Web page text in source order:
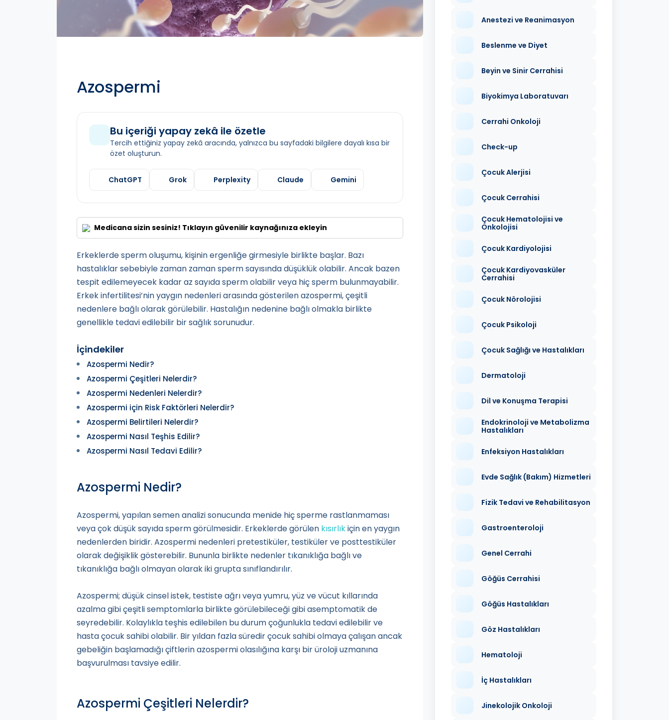
Azospermi
Bu içeriği yapay zekâ ile özetle
Tercih ettiğiniz yapay zekâ aracında, yalnızca bu sayfadaki bilgilere dayalı kısa bir
özet oluşturun.
ChatGPT Grok Perplexity Claude Gemini
Medicana sizin sesiniz! Tıklayın güvenilir kaynağınıza ekleyin
Erkeklerde sperm oluşumu, kişinin ergenliğe girmesiyle birlikte başlar. Bazı
hastalıklar sebebiyle zaman zaman sperm sayısında düşüklük olabilir. Ancak bazen
tespit edilemeyecek kadar az sayıda sperm olabilir veya hiç sperm bulunmayabilir.
Erkek infertilitesi’nin yaygın nedenleri arasında gösterilen azospermi, çeşitli
nedenlere bağlı olarak görülebilir. Hastalığın nedenine bağlı olmakla birlikte
genellikle tedavi edilebilir bir sağlık sorunudur.
İçindekiler
Azospermi Nedir?
Azospermi Çeşitleri Nelerdir?
Azospermi Nedenleri Nelerdir?
Azospermi için Risk Faktörleri Nelerdir?
Azospermi Belirtileri Nelerdir?
Azospermi Nasıl Teşhis Edilir?
Azospermi Nasıl Tedavi Edilir?
Azospermi Nedir?
Azospermi, yapılan semen analizi sonucunda menide hiç sperme rastlanmaması
veya çok düşük sayıda sperm görülmesidir. Erkeklerde görülen kısırlıkiçin en yaygın
nedenlerden biridir. Azospermi nedenleri pretestiküler, testiküler ve posttestiküler
olarak değişiklik gösterebilir. Bununla birlikte nedenler tıkanıklığa bağlı ve
tıkanıklığa bağlı olmayan olarak iki grupta sınıflandırılır.
Azospermi; düşük cinsel istek, testiste ağrı veya yumru, yüz ve vücut kıllarında
azalma gibi çeşitli semptomlarla birlikte görülebileceği gibi asemptomatik de
seyredebilir. Kolaylıkla teşhis edilebilen bu durum çoğunlukla tedavi edilebilir ve
hasta çocuk sahibi olabilir. Bir yıldan fazla süredir çocuk sahibi olmaya çalışan ancak
gebeliğin başlamadığı çiftlerin azospermi olasılığına karşı bir üroloji uzmanına
başvurulması tavsiye edilir.
Azospermi Çeşitleri Nelerdir?
Anestezi ve Reanimasyon
Beslenme ve Diyet
Beyin ve Sinir Cerrahisi
Biyokimya Laboratuvarı
Cerrahi Onkoloji
Check-up
Çocuk Alerjisi
Çocuk Cerrahisi
Çocuk Hematolojisi ve
Onkolojisi
Çocuk Kardiyolojisi
Çocuk Kardiyovasküler
Cerrahisi
Çocuk Nörolojisi
Çocuk Psikoloji
Çocuk Sağlığı ve Hastalıkları
Dermatoloji
Dil ve Konuşma Terapisi
Endokrinoloji ve Metabolizma
Hastalıkları
Enfeksiyon Hastalıkları
Evde Sağlık (Bakım) Hizmetleri
Fizik Tedavi ve Rehabilitasyon
Gastroenteroloji
Genel Cerrahi
Göğüs Cerrahisi
Göğüs Hastalıkları
Göz Hastalıkları
Hematoloji
İç Hastalıkları
Jinekolojik Onkoloji